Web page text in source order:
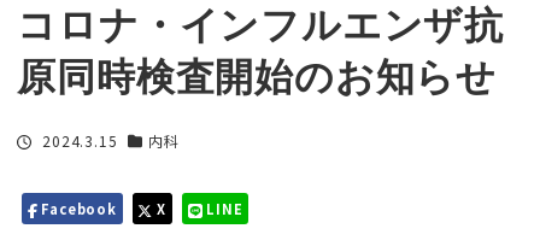
コロナ・インフルエンザ抗
原同時検査開始のお知らせ
投稿日
2024.3.15
カテゴリー
内科
Facebook X LINE